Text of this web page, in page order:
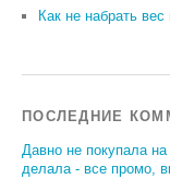
Как не набрать
ПОСЛЕДНИЕ
Давно не покупала
делала - все промо,